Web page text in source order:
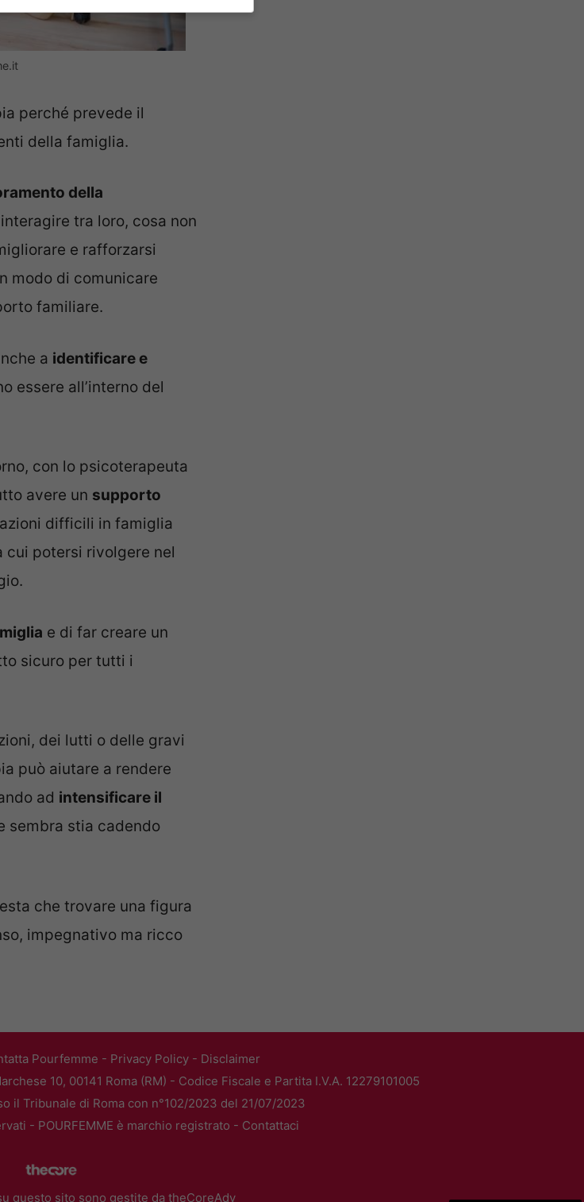
perché prevede il
della famiglia.
della
tra loro, cosa non
e rafforzarsi
modo di comunicare
familiare.
a identificare e
essere all’interno del
con lo psicoterapeuta
avere un supporto
difficili in famiglia
cui potersi rivolgere nel
e di far creare un
sicuro per tutti i
dei lutti o delle gravi
può aiutare a rendere
ad intensificare il
sembra stia cadendo
che trovare una figura
impegnativo ma ricco
Pourfemme - Privacy Policy- Disclaimer
10, 00141 Roma (RM) - Codice Fiscale e Partita I.V.A. 12279101005
il Tribunale di Roma con n°102/2023 del 21/07/2023
- POURFEMME è marchio registrato - Contattaci
questo sito sono gestite da theCoreAdv